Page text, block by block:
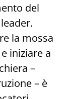
del
la mossa
iniziare a
–
– è